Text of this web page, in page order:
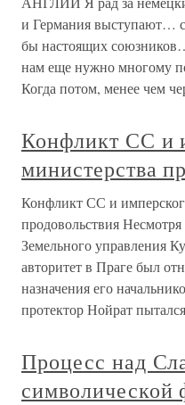
и Германия выступают…
бы настоящих
нам еще нужно многому
Когда потом, менее чем
Конфликт СС и
министерства
Конфликт СС и
продовольствия
Земельного управления
авторитет в Праге был
назначения его
протектор Нойрат пытался
Процесс над
символической